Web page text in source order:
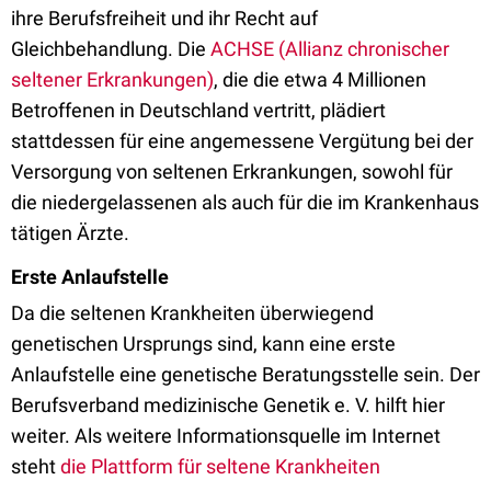
ihre Berufsfreiheit und ihr Recht auf
Gleichbehandlung. Die ACHSE (Allianz chronischer
seltener Erkrankungen), die die etwa 4 Millionen
Betroffenen in Deutschland vertritt, plädiert
stattdessen für eine angemessene Vergütung bei der
Versorgung von seltenen Erkrankungen, sowohl für
die niedergelassenen als auch für die im Krankenhaus
tätigen Ärzte.
Erste Anlaufstelle
Da die seltenen Krankheiten überwiegend
genetischen Ursprungs sind, kann eine erste
Anlaufstelle eine genetische Beratungsstelle sein. Der
Berufsverband medizinische Genetik e. V. hilft hier
weiter. Als weitere Informationsquelle im Internet
stehtdie Plattform für seltene Krankheiten